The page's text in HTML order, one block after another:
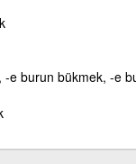
e burun bükmek, -e